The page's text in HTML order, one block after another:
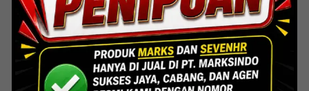
Lihat Detail Proyek